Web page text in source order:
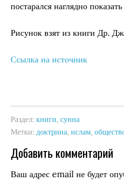
постарался наглядно
Рисунок взят из книги Др.
Ссылка на источник
Раздел:книги,сунна
Метки:доктрина,ислам,
Добавить комментарий
Ваш адрес email не будет